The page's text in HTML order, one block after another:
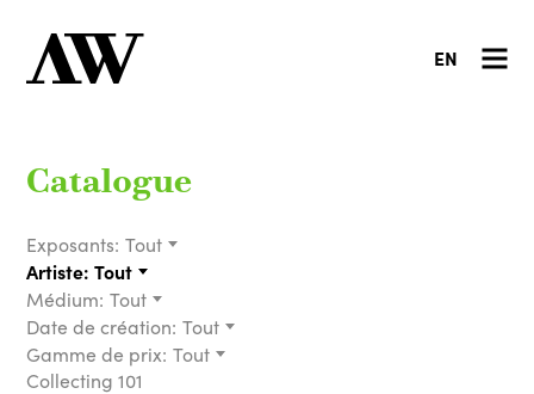
EN
Catalogue
Exposants: Tout
Artiste: Tout
Médium: Tout
Date de création: Tout
Gamme de prix: Tout
Collecting 101